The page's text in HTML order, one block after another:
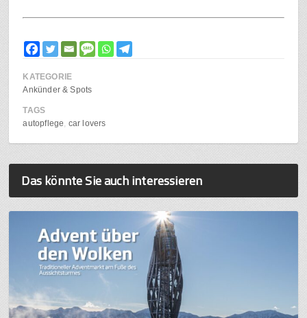
KATEGORIE
Ankünder & Spots
TAGS
autopflege car lovers
Das könnte Sie auch interessieren